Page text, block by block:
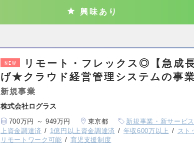
興味あり
NEW
リモート・フレックス◎【急成
げ★クラウド経営管理システムの事
新規事業
株式会社ログラス
700万円 ～ 949万円 東京都 新規事業・新サービス
上資金調達済
1億円以上資金調達済 年収600万以上 スト
リモートワーク可能
育児支援制度